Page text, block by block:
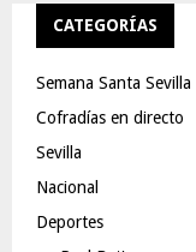
CATEGORÍAS
Semana Santa Sevilla
Cofradías en directo
Sevilla
Nacional
Deportes